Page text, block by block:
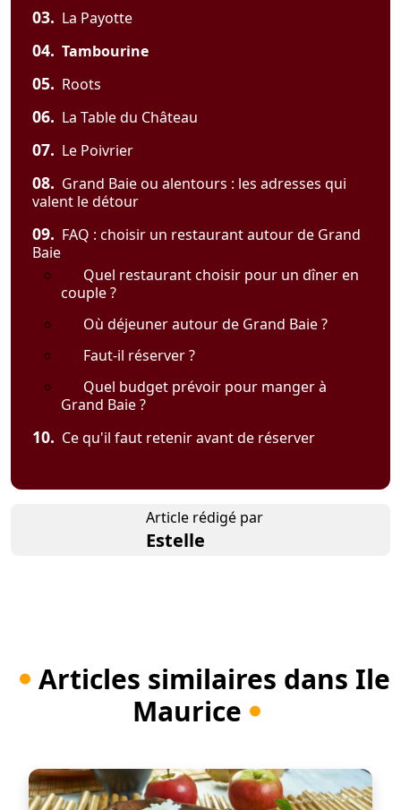
03. La Payotte
04. Tambourine
05. Roots
06. La Table du Château
07. Le Poivrier
08. Grand Baie ou alentours : les adresses qui
valent le détour
09. FAQ : choisir un restaurant autour de Grand
Baie
Quel restaurant choisir pour un dîner en
couple ?
Où déjeuner autour de Grand Baie ?
Faut-il réserver ?
Quel budget prévoir pour manger à
Grand Baie ?
10. Ce qu'il faut retenir avant de réserver
Article rédigé par
Estelle
Articles similaires dans Ile
Maurice